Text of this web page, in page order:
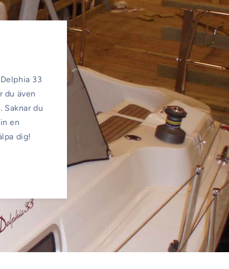
33
du även
du
en
dig!